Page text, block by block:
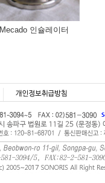
Mecado 인슐레이터